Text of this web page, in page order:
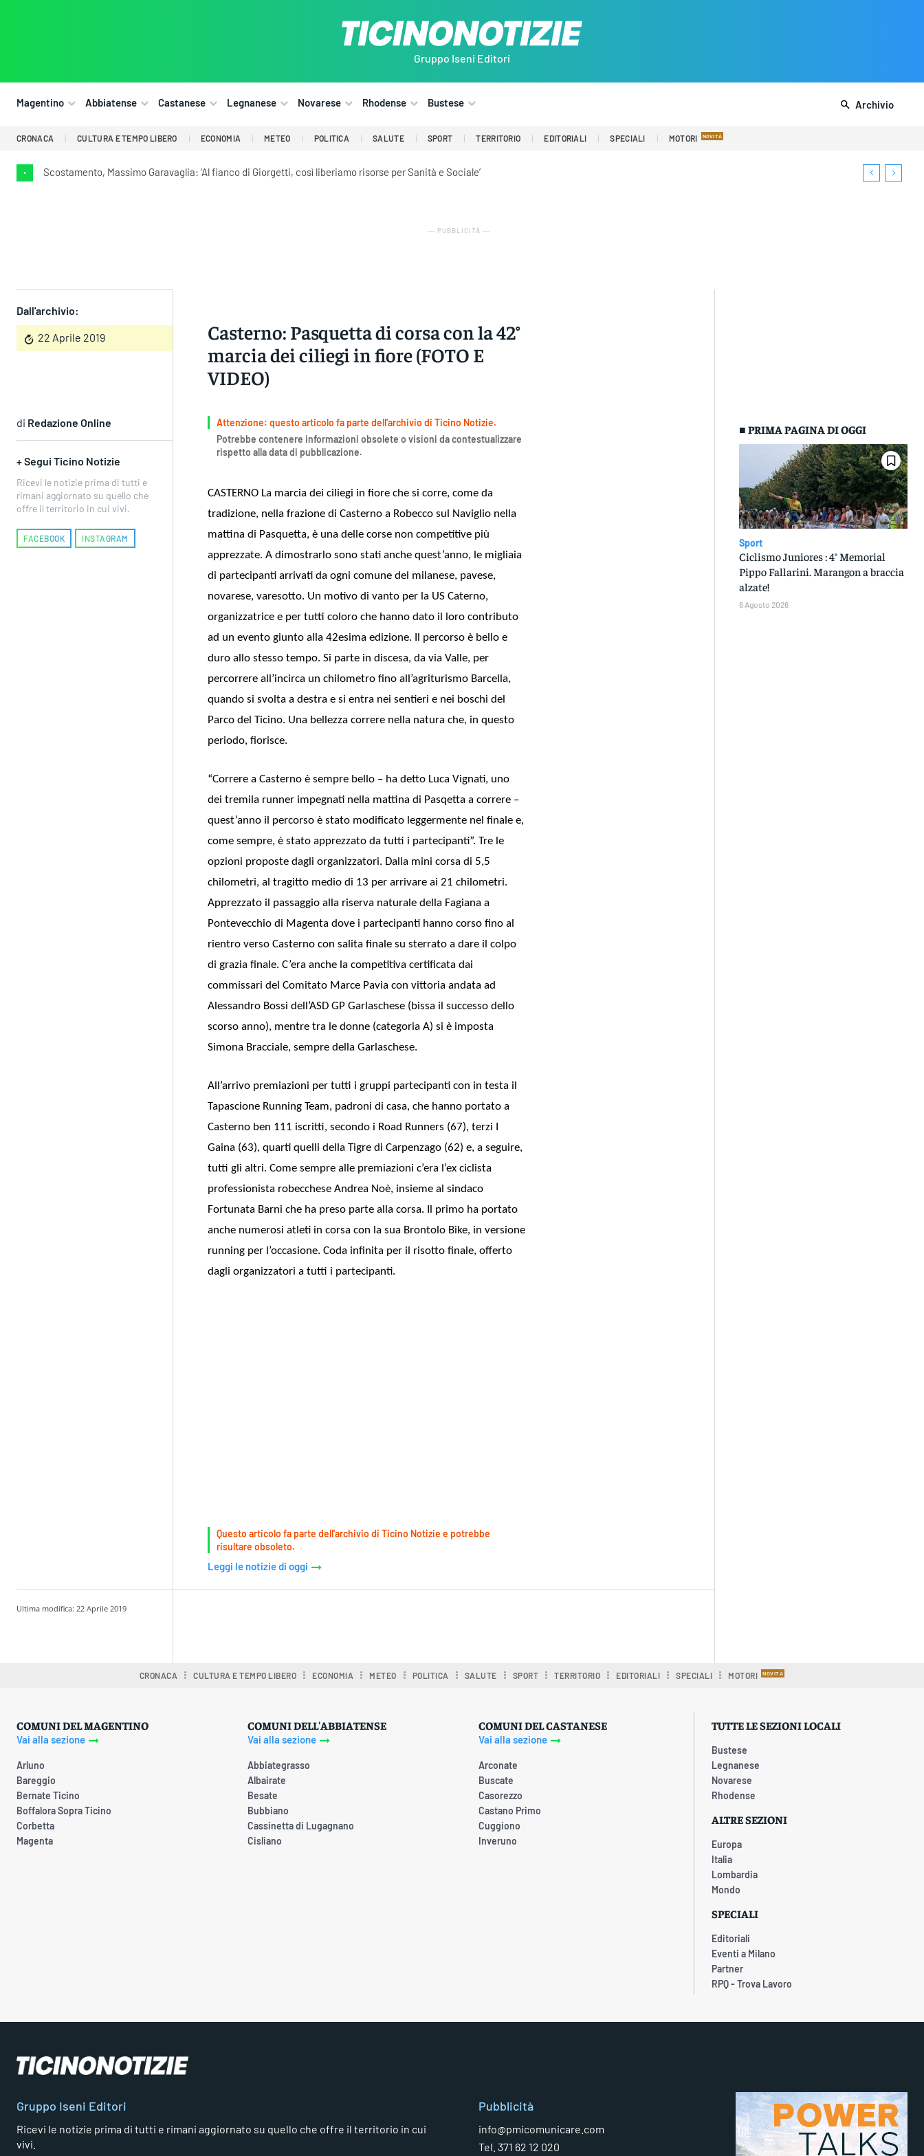
Gruppo Iseni Editori
Magentino Abbiatense Castanese Legnanese Novarese Rhodense Bustese Archivio
CRONACA CULTURA E TEMPO LIBERO ECONOMIA METEO POLITICA SALUTE SPORT TERRITORIO EDITORIALI SPECIALI MOTORI
• Scostamento, Massimo Garavaglia: ‘Al fianco di Giorgetti, così liberiamo risorse per Sanità e Sociale’
― PUBBLICITÀ ―
Dall'archivio:
22 Aprile 2019
Casterno: Pasquetta di corsa con la 42°
marcia dei ciliegi in fiore (FOTO E
VIDEO)
di Redazione Online
+ Segui Ticino Notizie
Ricevi le notizie prima di tutti e
rimani aggiornato su quello che
offre il territorio in cui vivi.
FACEBOOK INSTAGRAM
Attenzione: questo articolo fa parte dell'archivio di Ticino Notizie.
Potrebbe contenere informazioni obsolete o visioni da contestualizzare
rispetto alla data di pubblicazione.
CASTERNO La marcia dei ciliegi in fiore che si corre, come da
tradizione, nella frazione di Casterno a Robecco sul Naviglio nella
mattina di Pasquetta, è una delle corse non competitive più
apprezzate. A dimostrarlo sono stati anche quest’anno, le migliaia
di partecipanti arrivati da ogni comune del milanese, pavese,
novarese, varesotto. Un motivo di vanto per la US Caterno,
organizzatrice e per tutti coloro che hanno dato il loro contributo
ad un evento giunto alla 42esima edizione. Il percorso è bello e
duro allo stesso tempo. Si parte in discesa, da via Valle, per
percorrere all’incirca un chilometro fino all’agriturismo Barcella,
quando si svolta a destra e si entra nei sentieri e nei boschi del
Parco del Ticino. Una bellezza correre nella natura che, in questo
periodo, fiorisce.
“Correre a Casterno è sempre bello – ha detto Luca Vignati, uno
dei tremila runner impegnati nella mattina di Pasqetta a correre –
quest’anno il percorso è stato modificato leggermente nel finale e,
come sempre, è stato apprezzato da tutti i partecipanti”. Tre le
opzioni proposte dagli organizzatori. Dalla mini corsa di 5,5
chilometri, al tragitto medio di 13 per arrivare ai 21 chilometri.
Apprezzato il passaggio alla riserva naturale della Fagiana a
Pontevecchio di Magenta dove i partecipanti hanno corso fino al
rientro verso Casterno con salita finale su sterrato a dare il colpo
di grazia finale. C’era anche la competitiva certificata dai
commissari del Comitato Marce Pavia con vittoria andata ad
Alessandro Bossi dell’ASD GP Garlaschese (bissa il successo dello
scorso anno), mentre tra le donne (categoria A) si è imposta
Simona Bracciale, sempre della Garlaschese.
All’arrivo premiazioni per tutti i gruppi partecipanti con in testa il
Tapascione Running Team, padroni di casa, che hanno portato a
Casterno ben 111 iscritti, secondo i Road Runners (67), terzi I
Gaina (63), quarti quelli della Tigre di Carpenzago (62) e, a seguire,
tutti gli altri. Come sempre alle premiazioni c’era l’ex ciclista
professionista robecchese Andrea Noè, insieme al sindaco
Fortunata Barni che ha preso parte alla corsa. Il primo ha portato
anche numerosi atleti in corsa con la sua Brontolo Bike, in versione
running per l’occasione. Coda infinita per il risotto finale, offerto
dagli organizzatori a tutti i partecipanti.
Questo articolo fa parte dell'archivio di Ticino Notizie e potrebbe
risultare obsoleto.
Leggi le notizie di oggi
■ PRIMA PAGINA DI OGGI
Sport
Ciclismo Juniores : 4° Memorial
Pippo Fallarini. Marangon a braccia
alzate!
6 Agosto 2026
Ultima modifica: 22 Aprile 2019
CRONACA CULTURA E TEMPO LIBERO ECONOMIA METEO POLITICA SALUTE SPORT TERRITORIO EDITORIALI SPECIALI MOTORI
COMUNI DEL MAGENTINO
Vai alla sezione
Arluno
Bareggio
Bernate Ticino
Boffalora Sopra Ticino
Corbetta
Magenta
COMUNI DELL'ABBIATENSE
Vai alla sezione
Abbiategrasso
Albairate
Besate
Bubbiano
Cassinetta di Lugagnano
Cisliano
COMUNI DEL CASTANESE
Vai alla sezione
Arconate
Buscate
Casorezzo
Castano Primo
Cuggiono
Inveruno
TUTTE LE SEZIONI LOCALI
Bustese
Legnanese
Novarese
Rhodense
ALTRE SEZIONI
Europa
Italia
Lombardia
Mondo
SPECIALI
Editoriali
Eventi a Milano
Partner
RPQ - Trova Lavoro
Gruppo Iseni Editori
Ricevi le notizie prima di tutti e rimani aggiornato su quello che offre il territorio in cui
vivi.
Pubblicità
info@pmicomunicare.com
Tel. 371 62 12 020